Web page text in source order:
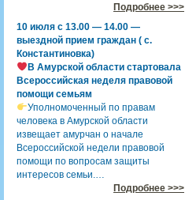
Подробнее >>>
10 июля с 13.00 — 14.00 —
выездной прием граждан ( с.
Константиновка)
В Амурской области стартовала
Всероссийская неделя правовой
помощи семьям
Уполномоченный по правам
человека в Амурской области
извещает амурчан о начале
Всероссийской недели правовой
помощи по вопросам защиты
интересов семьи.…
Подробнее >>>